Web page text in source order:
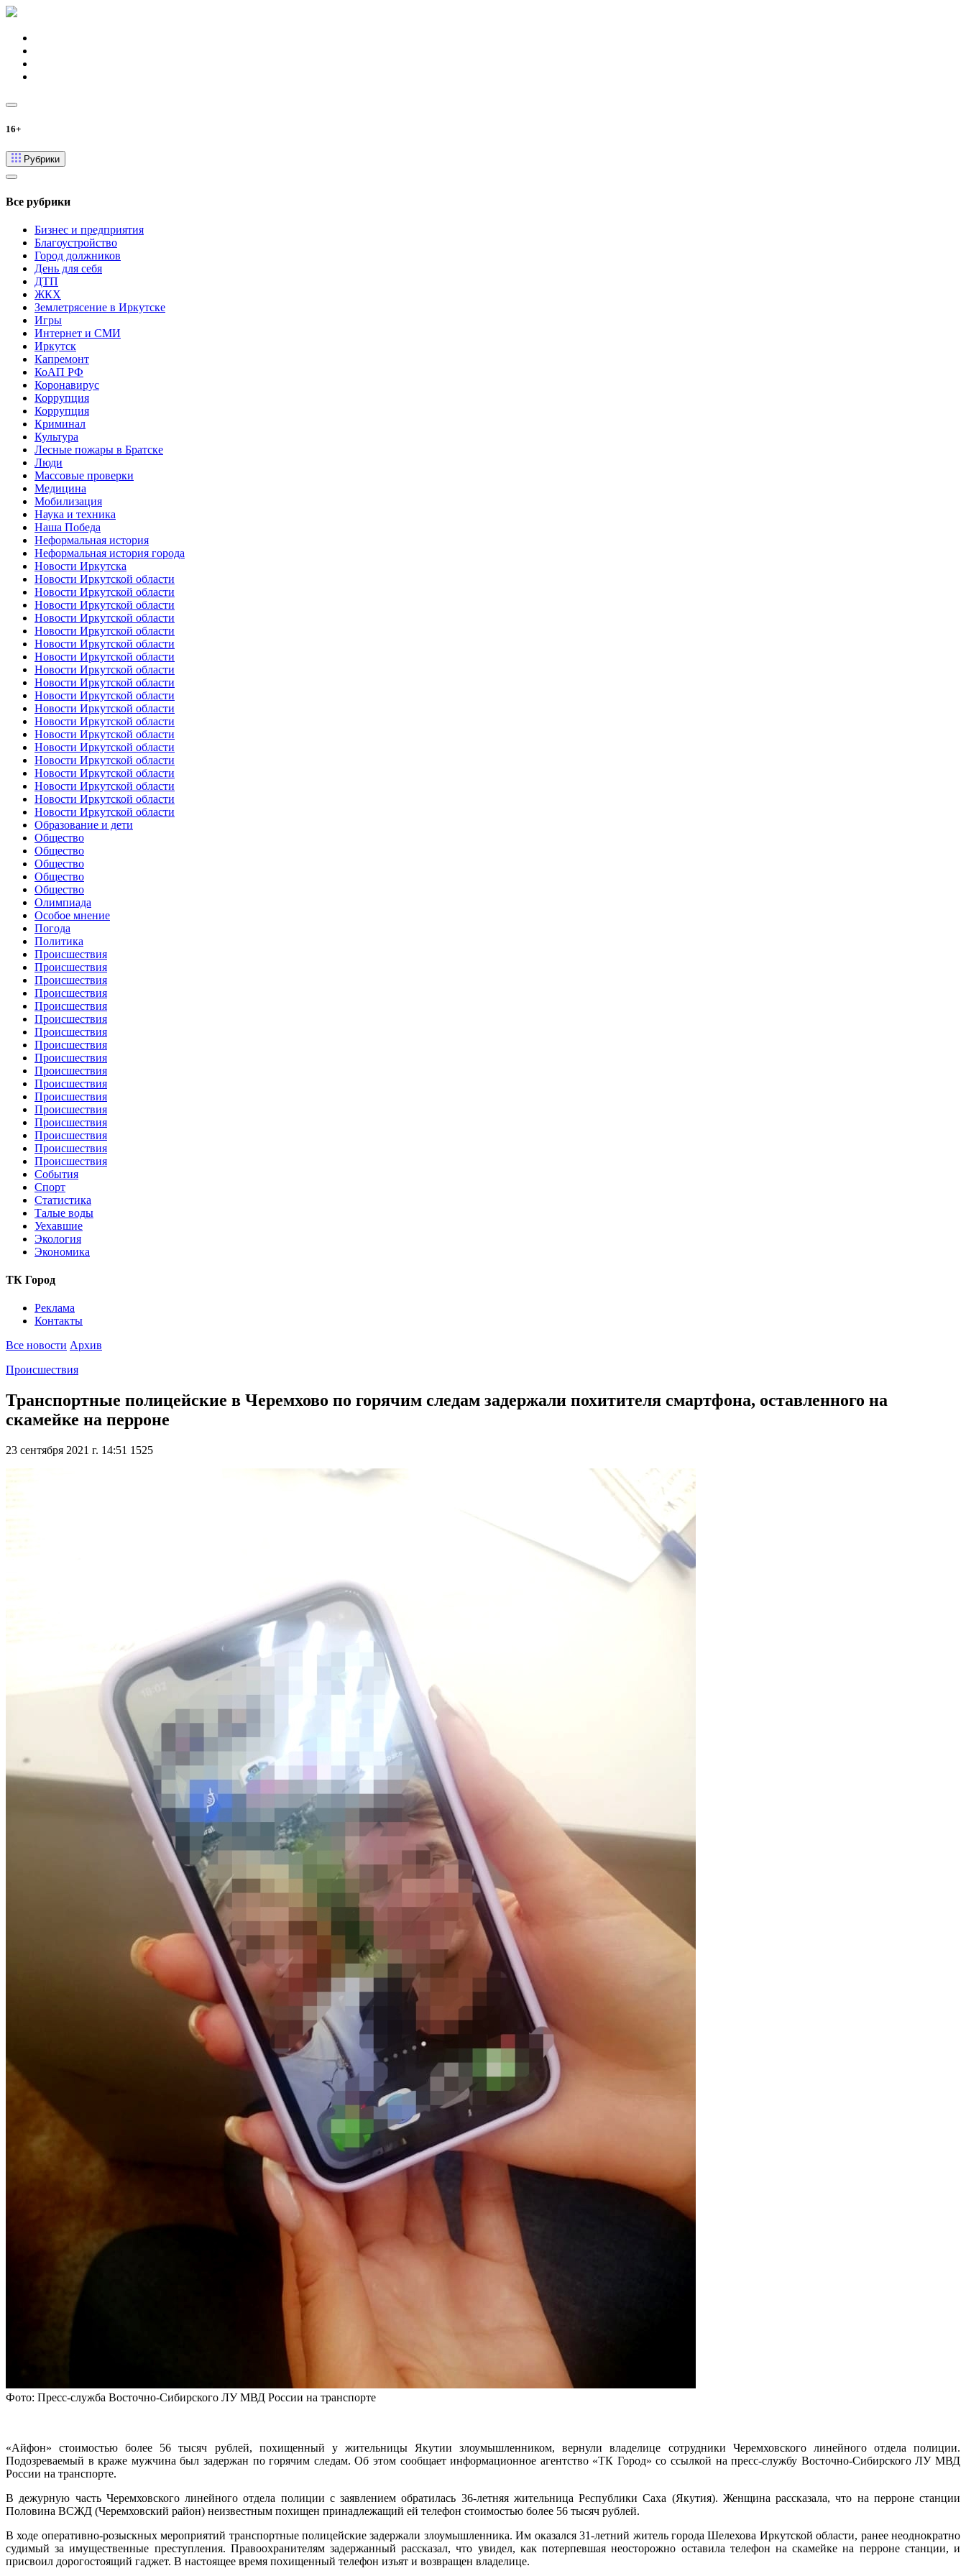
16+
Рубрики
Все рубрики
Бизнес и предприятия
Благоустройство
Город должников
День для себя
ДТП
ЖКХ
Землетрясение в Иркутске
Игры
Интернет и СМИ
Иркутск
Капремонт
КоАП РФ
Коронавирус
Коррупция
Коррупция
Криминал
Культура
Лесные пожары в Братске
Люди
Массовые проверки
Медицина
Мобилизация
Наука и техника
Наша Победа
Неформальная история
Неформальная история города
Новости Иркутска
Новости Иркутской области
Новости Иркутской области
Новости Иркутской области
Новости Иркутской области
Новости Иркутской области
Новости Иркутской области
Новости Иркутской области
Новости Иркутской области
Новости Иркутской области
Новости Иркутской области
Новости Иркутской области
Новости Иркутской области
Новости Иркутской области
Новости Иркутской области
Новости Иркутской области
Новости Иркутской области
Новости Иркутской области
Новости Иркутской области
Новости Иркутской области
Образование и дети
Общество
Общество
Общество
Общество
Общество
Олимпиада
Особое мнение
Погода
Политика
Происшествия
Происшествия
Происшествия
Происшествия
Происшествия
Происшествия
Происшествия
Происшествия
Происшествия
Происшествия
Происшествия
Происшествия
Происшествия
Происшествия
Происшествия
Происшествия
Происшествия
События
Спорт
Статистика
Талые воды
Уехавшие
Экология
Экономика
ТК Город
Реклама
Контакты
Все новости Архив
Происшествия
Транспортные полицейские в Черемхово по горячим следам задержали похитителя смартфона, оставленного на
скамейке на перроне
23 сентября 2021 г. 14:51 1525
Фото: Пресс-служба Восточно-Сибирского ЛУ МВД России на транспорте
«Айфон» стоимостью более 56 тысяч рублей, похищенный у жительницы Якутии злоумышленником, вернули владелице сотрудники Черемховского линейного отдела полиции.
Подозреваемый в краже мужчина был задержан по горячим следам. Об этом сообщает информационное агентство «ТК Город» со ссылкой на пресс-службу Восточно-Сибирского ЛУ МВД
России на транспорте.
В дежурную часть Черемховского линейного отдела полиции с заявлением обратилась 36-летняя жительница Республики Саха (Якутия). Женщина рассказала, что на перроне станции
Половина ВСЖД (Черемховский район) неизвестным похищен принадлежащий ей телефон стоимостью более 56 тысяч рублей.
В ходе оперативно-розыскных мероприятий транспортные полицейские задержали злоумышленника. Им оказался 31-летний житель города Шелехова Иркутской области, ранее неоднократно
судимый за имущественные преступления. Правоохранителям задержанный рассказал, что увидел, как потерпевшая неосторожно оставила телефон на скамейке на перроне станции, и
присвоил дорогостоящий гаджет. В настоящее время похищенный телефон изъят и возвращен владелице.